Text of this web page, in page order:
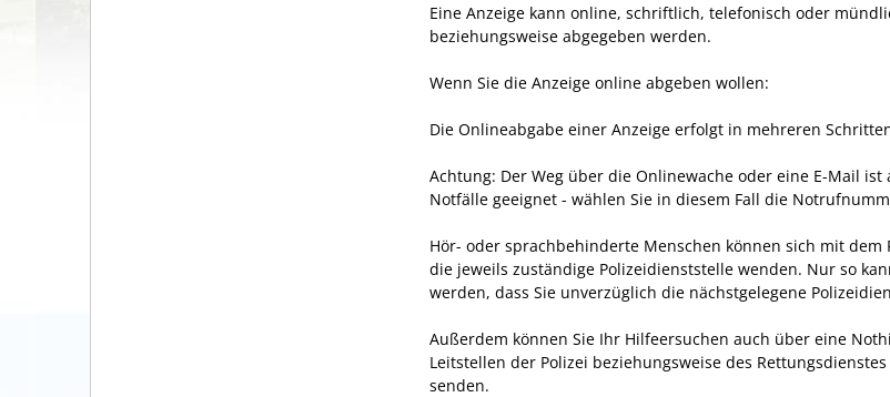
Eine Anzeige kann online, schriftlich, telefonisch oder
beziehungsweise abgegeben werden.
Wenn Sie die Anzeige online abgeben wollen:
Die Onlineabgabe einer Anzeige erfolgt in mehreren
Achtung: Der Weg über die Onlinewache oder eine E-Mail
Notfälle geeignet - wählen Sie in diesem Fall die
Hör- oder sprachbehinderte Menschen können sich mit dem
die jeweils zuständige Polizeidienststelle wenden. Nur so
werden, dass Sie unverzüglich die nächstgelegene
Außerdem können Sie Ihr Hilfeersuchen auch über eine
Leitstellen der Polizei beziehungsweise des
senden.